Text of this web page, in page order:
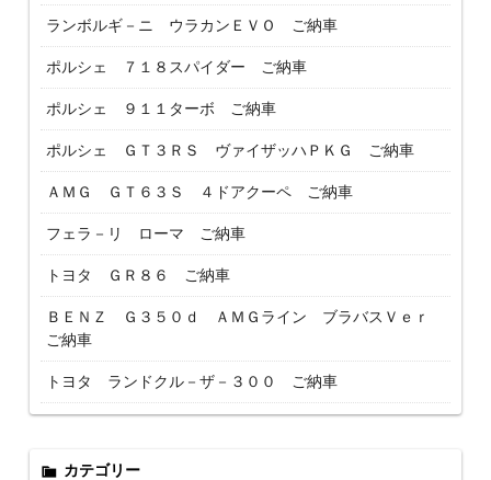
ランボルギ－ニ ウラカンＥＶＯ ご納車
ポルシェ ７１８スパイダー ご納車
ポルシェ ９１１ターボ ご納車
ポルシェ ＧＴ３ＲＳ ヴァイザッハＰＫＧ ご納車
ＡＭＧ ＧＴ６３Ｓ ４ドアクーペ ご納車
フェラ－リ ローマ ご納車
トヨタ ＧＲ８６ ご納車
ＢＥＮＺ Ｇ３５０ｄ ＡＭＧライン ブラバスＶｅｒ
ご納車
トヨタ ランドクル－ザ－３００ ご納車
カテゴリー